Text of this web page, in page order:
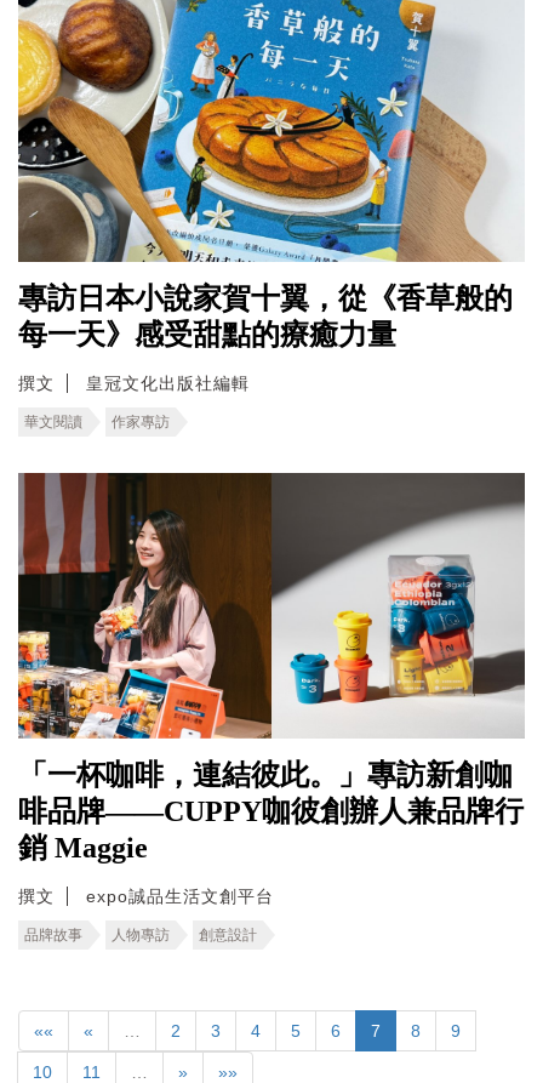
專訪日本小說家賀十翼，從《香草般的
每一天》感受甜點的療癒力量
撰文 皇冠文化出版社編輯
華文閱讀 作家專訪
「一杯咖啡，連結彼此。」專訪新創咖
啡品牌——CUPPY咖彼創辦人兼品牌行
銷 Maggie
撰文 expo誠品生活文創平台
品牌故事 人物專訪 創意設計
«« « 2 3 4 5 6 7 8 9
10 11 » »»